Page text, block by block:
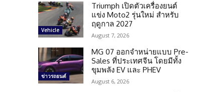
Vehicle
Triumph เปิดตัวเครื่องยนต์
แข่ง Moto2 รุ่นใหม่ สำหรับ
ฤดูกาล 2027
August 7, 2026
ข่าวรถยนต์
MG 07 ออกจำหน่ายแบบ Pre-
Sales ที่ประเทศจีน โดยมีทั้ง
ขุมพลัง EV และ PHEV
August 6, 2026